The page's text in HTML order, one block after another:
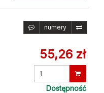
numery
55,26 zł
Wprowadź
Dostępność